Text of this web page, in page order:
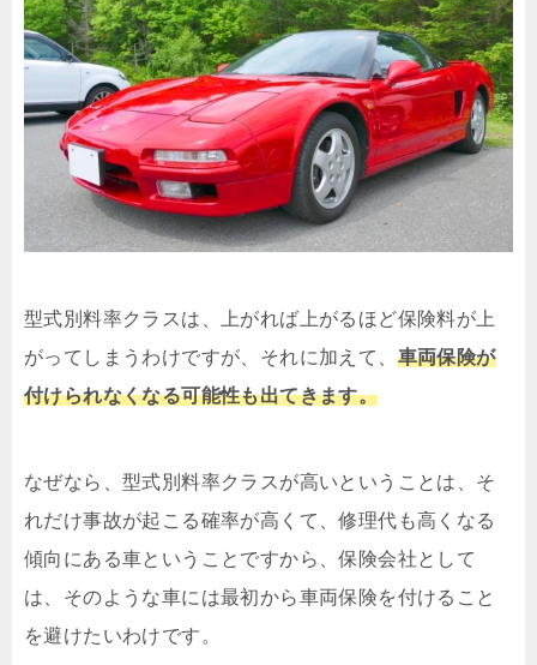
型式別料率クラスは、上がれば上がるほど保険料が上
がってしまうわけですが、それに加えて、 車両保険が
付けられなくなる可能性も出てきます。
なぜなら、型式別料率クラスが高いということは、そ
れだけ事故が起こる確率が高くて、修理代も高くなる
傾向にある車ということですから、保険会社として
は、そのような車には最初から車両保険を付けること
を避けたいわけです。